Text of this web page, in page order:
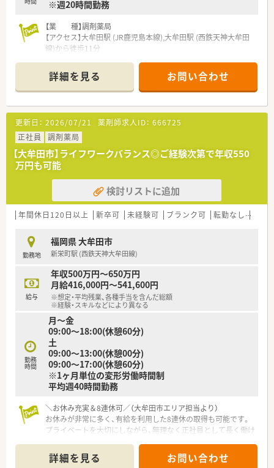
※週20時間勤務
【業 種】調剤薬局
【アクセス】大牟田駅 (JR鹿児島本線),大牟田駅 (西鉄天神大牟田
線)から徒歩11分
【想定時給】3,000～3,300円
【勤務時間】
月金08:45～18:30(休憩105分)
土 09:00～13:00(休憩00分)
※週3日勤務
※週20時間勤務
【応需科目】整形外科,婦人科,皮膚科
【応需枚数】平均70枚/日
【人員体制】
薬剤師1名＋1名、事務2名
********************************
＼手厚いサポートが魅力のファルマスタッフ／
■万全のサポート体制：2名体制で担当がつきしっかりサポート！
償責任保険
■充実の休暇制度：有給休暇(6ヶ月以上勤務)、夏季休暇、慶弔休
暇など
ご希望条件に合わせて求人をお探しします！
まずはお気軽にお問い合わせください。
詳細を見る お問い合わせ
更新日： 2026/07/21 薬剤師求人ID： 666725
正社員
調剤薬局
【大牟田市】ライフワークバランス◎ご経験次第で年収550
万円も可能
検討リストに追加
年間休日120日以上 新卒可 未経験可 ブランク可 転勤なし
勤務地
福岡県 大牟田市
新栄町駅 (西鉄天神大牟田線)
給与
年収500万円～650万円
月給416,000円～541,600円
※想定・平均残業、各種手当を含んだ総額
※経験・スキルなどにより異なる
勤務
時間
月～金
09:00～18:00(休憩60分)
土
09:00～13:00(休憩00分)
09:00～17:00(休憩60分)
※1ヶ月単位の変形労働時間制
平均週40時間勤務
＼お休み充実＆8連休可／（大牟田市エリア担当より）
お休みが非常に多く、有給を利用した8連休の取得も可能です。
プライベートを大切にしながら、無理なく正社員として長く働け
＊------------------------------------------＊
詳細を見る お問い合わせ